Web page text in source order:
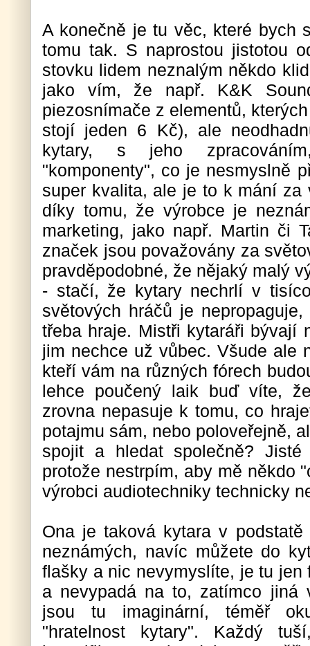
A konečně je tu věc, které bych
tomu tak. S naprostou jistotou
stovku lidem neznalým někdo
jako vím, že např. K&K
piezosnímače z elementů,
stojí jeden 6 Kč), ale
kytary, s jeho
"komponenty", co je nesmyslně
super kvalita, ale je to k mání za
díky tomu, že výrobce je
marketing, jako např. Martin či
značek jsou považovány za
pravděpodobné, že nějaký malý
- stačí, že kytary nechrlí v
světových hráčů je
třeba hraje. Mistři kytaráři bývají
jim nechce už vůbec. Všude ale
kteří vám na různých fórech
lehce poučený laik buď víte,
zrovna nepasuje k tomu, co
potajmu sám, nebo poloveřejně,
spojit a hledat společně?
protože nestrpím, aby mě někdo
výrobci audiotechniky technicky
Ona je taková kytara v
neznámých, navíc můžete do
flašky a nic nevymyslíte, je tu jen
a nevypadá na to, zatímco jiná
jsou tu imaginární, téměř
"hratelnost kytary". Každý